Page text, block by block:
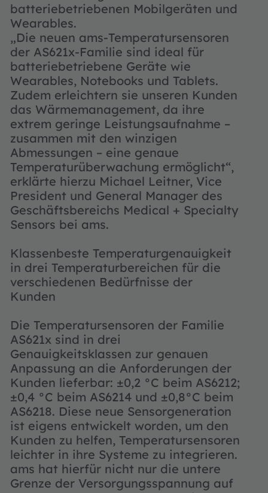
batteriebetriebenen Mobilgeräten und
Wearables.
„Die neuen ams-Temperatursensoren
der AS621x-Familie sind ideal für
batteriebetriebene Geräte wie
Wearables, Notebooks und Tablets.
Zudem erleichtern sie unseren Kunden
das Wärmemanagement, da ihre
extrem geringe Leistungsaufnahme –
zusammen mit den winzigen
Abmessungen – eine genaue
Temperaturüberwachung ermöglicht“,
erklärte hierzu Michael Leitner, Vice
President und General Manager des
Geschäftsbereichs Medical + Specialty
Sensors bei ams.
Klassenbeste Temperaturgenauigkeit
in drei Temperaturbereichen für die
verschiedenen Bedürfnisse der
Kunden
Die Temperatursensoren der Familie
AS621x sind in drei
Genauigkeitsklassen zur genauen
Anpassung an die Anforderungen der
Kunden lieferbar: ±0,2 °C beim AS6212;
±0,4 °C beim AS6214 und ±0,8°C beim
AS6218. Diese neue Sensorgeneration
ist eigens entwickelt worden, um den
Kunden zu helfen, Temperatursensoren
leichter in ihre Systeme zu integrieren.
ams hat hierfür nicht nur die untere
Grenze der Versorgungsspannung auf